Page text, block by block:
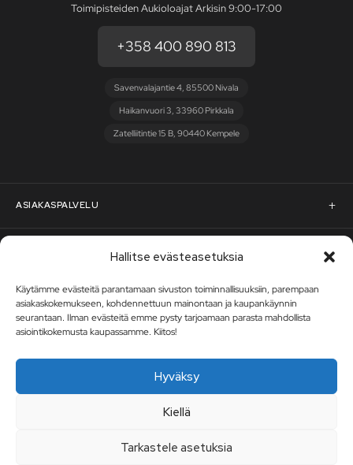
Hallitse evästeasetuksia
Käytämme evästeitä parantamaan sivuston toiminnallisuuksiin, parempaan
asiakaskokemukseen, kohdennettuun mainontaan ja kaupankäynnin
seurantaan. Ilman evästeitä emme pysty tarjoamaan parasta mahdollista
asiointikokemusta kaupassamme. Kiitos!
Hyväksy
Kiellä
Tarkastele asetuksia
Toimipisteiden Aukioloajat Arkisin 9:00-17:00
+358 400 890 813
Savenvalajantie 4, 85500 Nivala
Haikanvuori 3, 33960 Pirkkala
Zatelliitintie 15 B, 90440 Kempele
ASIAKASPALVELU
Pyydä tarjous
Rahoitus
RST-Steelin tarina
rst-steel.com
Uutiskirje
Tilaa uutiskirje – nappaa heti -10 % alennuskoodi ja pysy ajan
TILAA UUTISKIRJE